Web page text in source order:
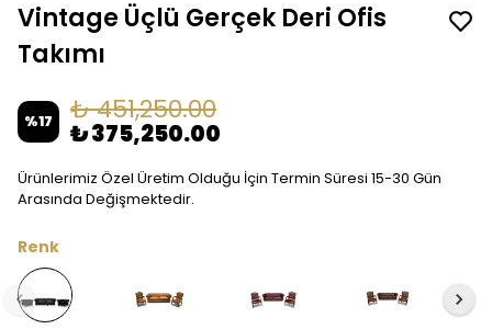
Vintage Üçlü Gerçek Deri Ofis
Takımı
%17 ₺ 451,250.00
₺ 375,250.00
Ürünlerimiz Özel Üretim Olduğu İçin Termin Süresi 15-30 Gün
Arasında Değişmektedir.
Renk